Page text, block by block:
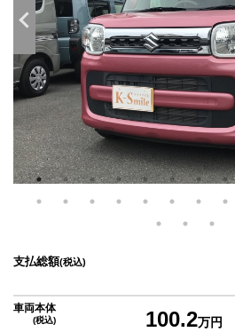
支払総額(税込)
車両本体
(税込) 100.2万円